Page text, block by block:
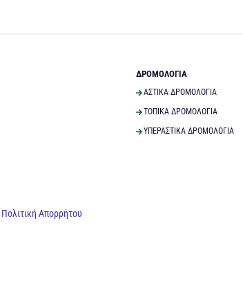
ΔΡΟΜΟΛΟΓΙΑ
ΑΣΤΙΚΑ ΔΡΟΜΟΛΟΓΙΑ
ΤΟΠΙΚΑ ΔΡΟΜΟΛΟΓΙΑ
ΥΠΕΡΑΣΤΙΚΑ ΔΡΟΜΟΛΟΓΙΑ
Πολιτική Απορρήτου